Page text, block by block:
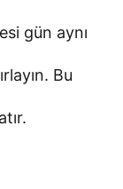
gün aynı
Bu